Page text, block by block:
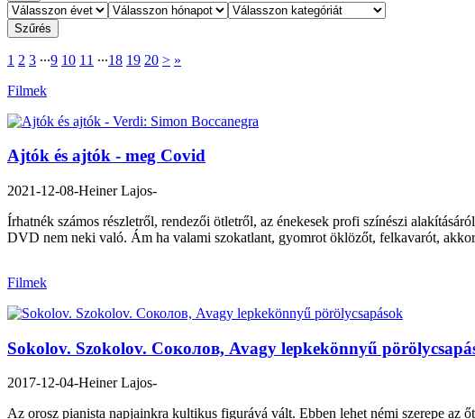
1 2 3 ∙∙∙9 10 11 ∙∙∙18 19 20 > »
Filmek
Ajtók és ajtók - meg Covid
2021-12-08-Heiner Lajos-
Írhatnék számos részletről, rendezői ötletről, az énekesek profi színészi
DVD nem neki való. Ám ha valami szokatlant, gyomrot öklözőt, felkavarót,
Filmek
Sokolov. Szokolov. Соколов, Avagy lepkekönnyű
2017-12-04-Heiner Lajos-
Az orosz pianista napjainkra kultikus figurává vált. Ebben lehet némi szerepe az